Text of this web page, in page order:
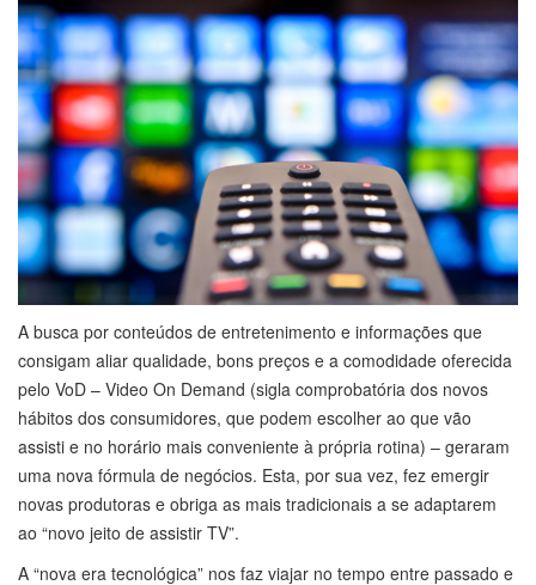
A busca por conteúdos de entretenimento e informações que
consigam aliar qualidade, bons preços e a comodidade oferecida
pelo VoD – Video On Demand (sigla comprobatória dos novos
hábitos dos consumidores, que podem escolher ao que vão
assisti e no horário mais conveniente à própria rotina) – geraram
uma nova fórmula de negócios. Esta, por sua vez, fez emergir
novas produtoras e obriga as mais tradicionais a se adaptarem
ao “novo jeito de assistir TV”.
A “nova era tecnológica” nos faz viajar no tempo entre passado e